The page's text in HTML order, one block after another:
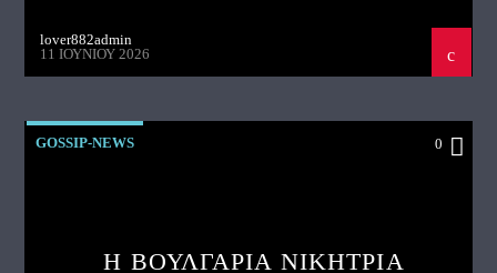
lover882admin
11 ΙΟΥΝΊΟΥ 2026
GOSSIP-NEWS 0
Η ΒΟΥΛΓΑΡΙΑ ΝΙΚΗΤΡΙΑ